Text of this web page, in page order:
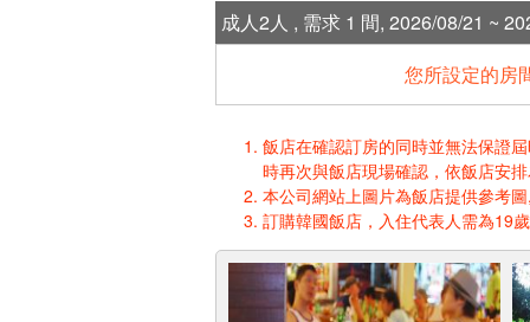
成人2人 , 需求 1 間, 2026/08/21 ~
您所設定的房
飯店在確認訂房的同時並無法保證
時再次與飯店現場確認，依飯店安
本公司網站上圖片為飯店提供參考
訂購韓國飯店，入住代表人需為19